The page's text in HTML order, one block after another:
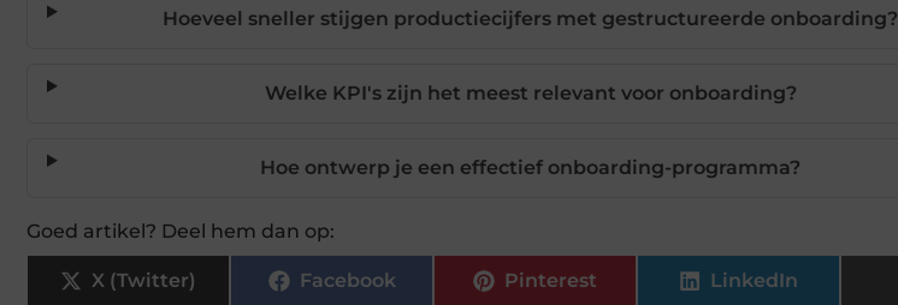
Hoeveel sneller stijgen productiecijfers met gestructureerde onboarding?
Welke KPI's zijn het meest relevant voor onboarding?
Hoe ontwerp je een effectief onboarding-programma?
Goed artikel? Deel hem dan op:
X (Twitter) Facebook Pinterest LinkedIn